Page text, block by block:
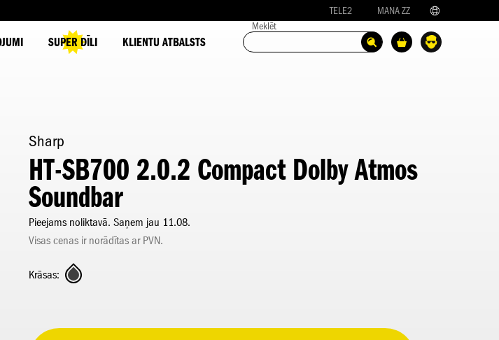
TELE2 MANA ZZ
SUPER DĪLI KLIENTU ATBALSTS
Meklēt
Sharp
HT-SB700 2.0.2 Compact Dolby Atmos
Soundbar
Pieejams noliktavā. Saņem jau 11.08.
Visas cenas ir norādītas ar PVN.
Krāsas: